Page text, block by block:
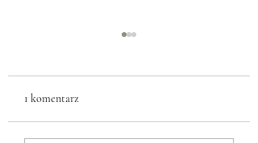
1 komentarz